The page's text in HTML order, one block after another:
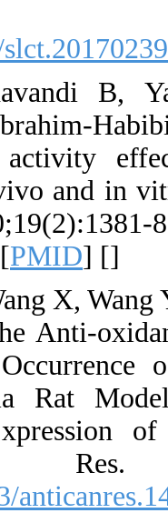
Seifi-
M,
physical
an in
00658-2
Wang S,
eta al.
Reduced
and